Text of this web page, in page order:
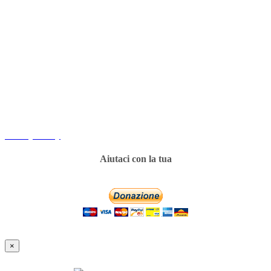
Aiutaci con la tua
×